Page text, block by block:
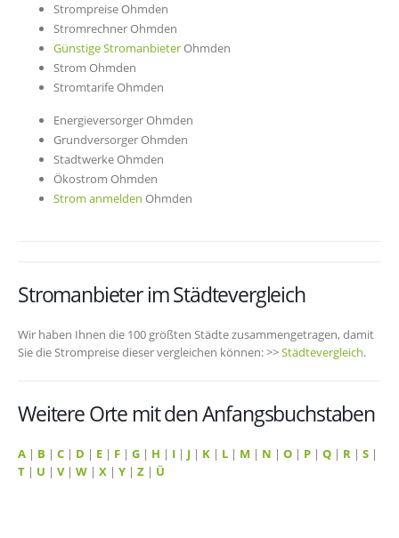
Strompreise Ohmden
Stromrechner Ohmden
Günstige StromanbieterOhmden
Strom Ohmden
Stromtarife Ohmden
Energieversorger Ohmden
Grundversorger Ohmden
Stadtwerke Ohmden
Ökostrom Ohmden
Strom anmelden Ohmden
Stromanbieter im Städtevergleich
Wir haben Ihnen die 100 größten Städte zusammengetragen, damit
Sie die Strompreise dieser vergleichen können: >>Städtevergleich.
Weitere Orte mit den Anfangsbuchstaben
A | B | C | D | E | F | G | H | I | J | K | L | M | N | O | P | Q | R | S |
T | U | V| W | X | Y | Z | Ü